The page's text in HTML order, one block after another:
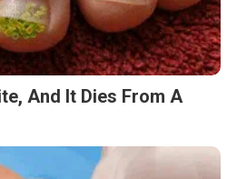
And It Dies From A